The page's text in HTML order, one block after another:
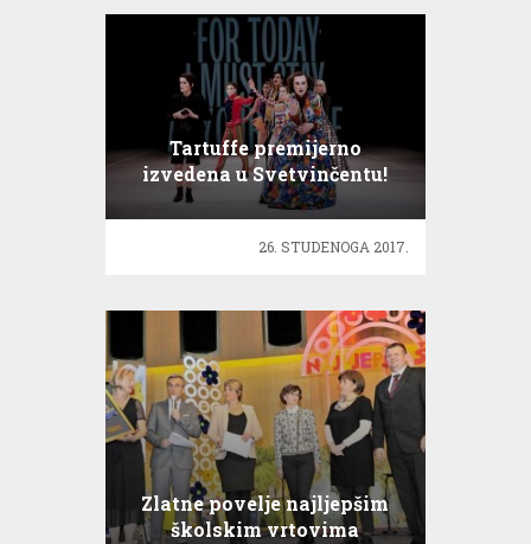
Tartuffe premijerno
izvedena u Svetvinčentu!
26. STUDENOGA 2017.
Zlatne povelje najljepšim
školskim vrtovima